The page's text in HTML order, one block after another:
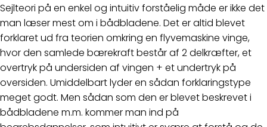
Sejlteori på en enkel og intuitiv forståelig måde er ikke det
man læser mest om i bådbladene. Det er altid blevet
forklaret ud fra teorien omkring en flyvemaskine vinge,
hvor den samlede bærekraft består af 2 delkræfter, et
overtryk på undersiden af vingen + et undertryk på
oversiden. Umiddelbart lyder en sådan forklaringstype
meget godt. Men sådan som den er blevet beskrevet i
bådbladene m.m. kommer man ind på